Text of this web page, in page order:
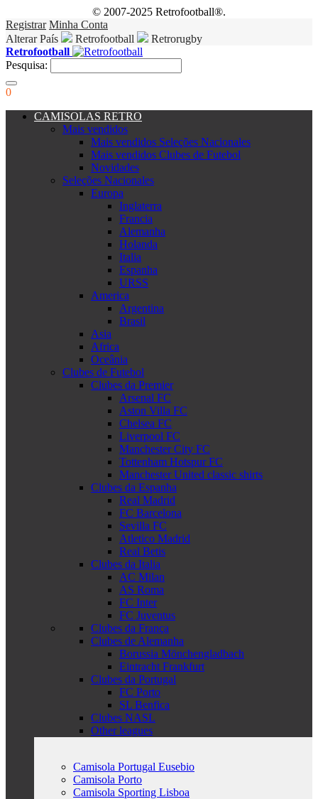
© 2007-2025 Retrofootball®.
Registrar Minha Conta
Alterar País
Retrofootball
Retrorugby
Retrofootball
Pesquisa:
0
CAMISOLAS RETRO
Mais vendidos
Mais vendidos Seleções Nacionales
Mais vendidos Clubes de Futebol
Novidades
Seleções Nacionales
Europa
Inglaterra
Francia
Alemanha
Holanda
Italia
Espanha
URSS
America
Argentina
Brasil
Asia
Africa
Oceânia
Clubes de Futebol
Clubes da Premier
Arsenal FC
Aston Villa FC
Chelsea FC
Liverpool FC
Manchester City FC
Tottenham Hotspur FC
Manchester United classic shirts
Clubes da Espanha
Real Madrid
FC Barcelona
Sevilla FC
Atletico Madrid
Real Betis
Clubes da Italia
AC Milan
AS Roma
FC Inter
FC Juventus
Clubes da França
Clubes de Alemanha
Borussia Mönchengladbach
Eintracht Frankfurt
Clubes da Portugal
FC Porto
SL Benfica
Clubes NASL
Other leagues
Camisola Portugal Eusebio
Camisola Porto
Camisola Sporting Lisboa